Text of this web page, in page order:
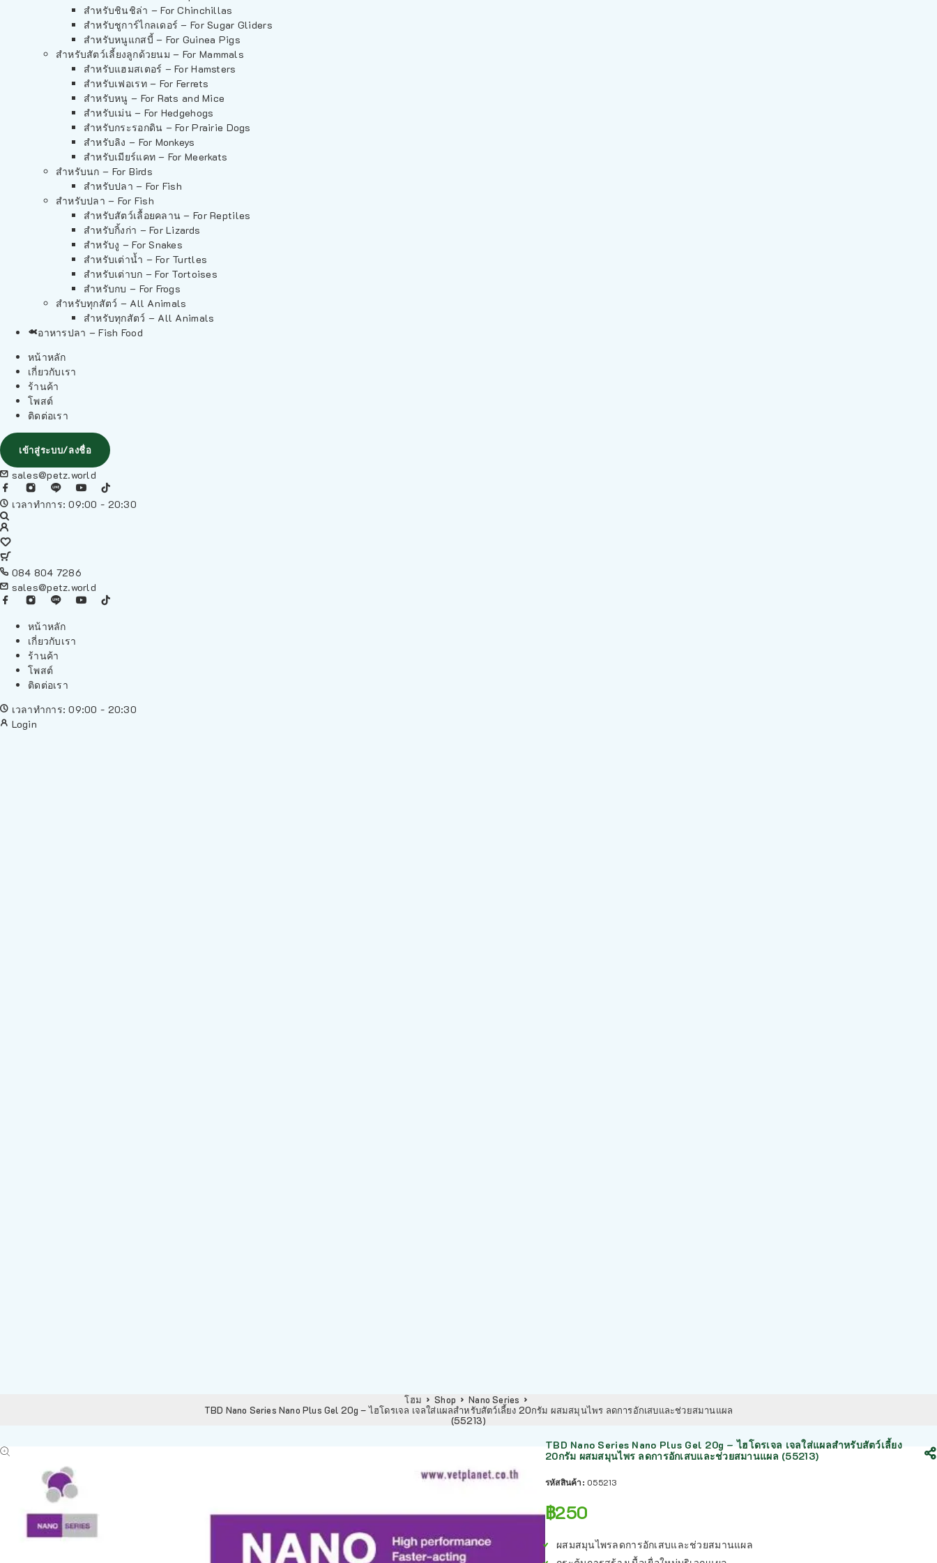
สำหรับชินชิล่า – For Chinchillas
สำหรับชูการ์ไกลเดอร์ – For Sugar Gliders
สำหรับหนูแกสบี้ – For Guinea Pigs
สำหรับสัตว์เลี้ยงลูกด้วยนม – For Mammals
สำหรับแฮมสเตอร์ – For Hamsters
สำหรับเฟอเรท – For Ferrets
สำหรับหนู – For Rats and Mice
สำหรับเม่น – For Hedgehogs
สำหรับกระรอกดิน – For Prairie Dogs
สำหรับลิง – For Monkeys
สำหรับเมียร์แคท – For Meerkats
สำหรับนก – For Birds
สำหรับปลา – For Fish
สำหรับปลา – For Fish
สำหรับสัตว์เลื้อยคลาน – For Reptiles
สำหรับกิ้งก่า – For Lizards
สำหรับงู – For Snakes
สำหรับเต่าน้ำ – For Turtles
สำหรับเต่าบก – For Tortoises
สำหรับกบ – For Frogs
สำหรับทุกสัตว์ – All Animals
สำหรับทุกสัตว์ – All Animals
อาหารปลา – Fish Food
หน้าหลัก
เกี่ยวกับเรา
ร้านค้า
โพสต์
ติดต่อเรา
เข้าสู่ระบบ/ลงชื่อ
sales@petz.world
เวลาทำการ: 09:00 - 20:30
084 804 7286
sales@petz.world
หน้าหลัก
เกี่ยวกับเรา
ร้านค้า
โพสต์
ติดต่อเรา
เวลาทำการ: 09:00 - 20:30
Login
โฮม Shop
Nano Series
TBD Nano Series Nano Plus Gel 20g – ไฮโดรเจล เจลใส่แผลสำหรับสัตว์เลี้ยง 20กรัม ผสมสมุนไพร ลดการอักเสบและช่วยสมานแผล
(55213)
TBD Nano Series Nano Plus Gel 20g – ไฮโดรเจล เจลใส่แผลสำหรับสัตว์เลี้ยง
20กรัม ผสมสมุนไพร ลดการอักเสบและช่วยสมานแผล (55213)
รหัสสินค้า: 055213
฿250
ผสมสมุนไพรลดการอักเสบและช่วยสมานแผล